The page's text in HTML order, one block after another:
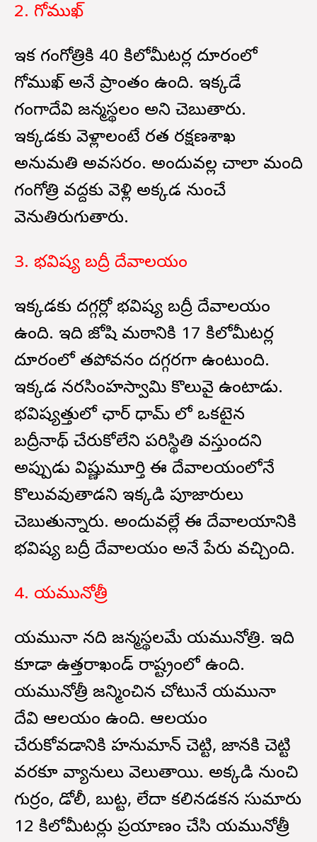
2. గోముఖ్
ఇక గంగోత్రికి 40 కిలోమీటర్ల దూరంలో
గోముఖ్ అనే ప్రాంతం ఉంది. ఇక్కడే
గంగాదేవి జన్మస్థలం అని చెబుతారు.
ఇక్కడకు వెళ్లాలంటే భారత రక్షణశాఖ
అనుమతి అవసరం. అందువల్ల చాలా మంది
గంగోత్రి వద్దకు వెళ్లి అక్కడ నుంచే
వెనుతిరుగుతారు.
3. భవిష్య బద్రీ దేవాలయం
ఇక్కడకు దగ్గర్లో భవిష్య బద్రీ దేవాలయం
ఉంది. ఇది జోషి మఠానికి 17 కిలోమీటర్ల
దూరంలో తపోవనం దగ్గరగా ఉంటుంది.
ఇక్కడ నరసింహస్వామి కొలువై ఉంటాడు.
భవిష్యత్తులో ఛార్ ధామ్ లో ఒకటైన
బద్రీనాథ్ చేరుకోలేని పరిస్థితి వస్తుందని
అప్పుడు విష్ణుమూర్తి ఈ దేవాలయంలోనే
కొలువవుతాడని ఇక్కడి పూజారులు
చెబుతున్నారు. అందువల్లే ఈ దేవాలయానికి
భవిష్య బద్రీ దేవాలయం అనే పేరు వచ్చింది.
4. యమునోత్రీ
యమునా నది జన్మస్థలమే యమునోత్రి. ఇది
కూడా ఉత్తరాఖండ్ రాష్ట్రంలో ఉంది.
యమునోత్రీ జన్మించిన చోటునే యమునా
దేవి ఆలయం ఉంది. ఆలయం
చేరుకోవడానికి హనుమాన్ చెట్టి, జానకి చెట్టి
వరకూ వ్యానులు వెలుతాయి. అక్కడి నుంచి
గుర్రం, డోలీ, బుట్ట, లేదా కలినడకన సుమారు
12 కిలోమీటర్లు ప్రయాణం చేసి యమునోత్రీ